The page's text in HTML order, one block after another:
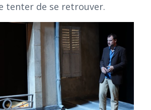
tenter de se retrouver.